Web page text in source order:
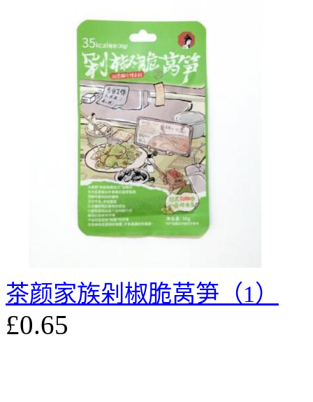
茶颜家族剁椒脆莴笋（1）
£0.65